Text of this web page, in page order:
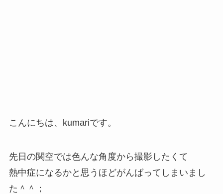
こんにちは、kumariです。
先日の関空では色んな角度から撮影したくて
熱中症になるかと思うほどがんばってしまいまし
た＾＾；